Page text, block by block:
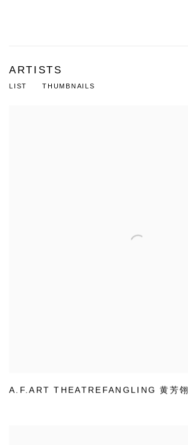
ARTISTS
LIST THUMBNAILS
A.F.ART THEATREFANGLING 黄芳翎